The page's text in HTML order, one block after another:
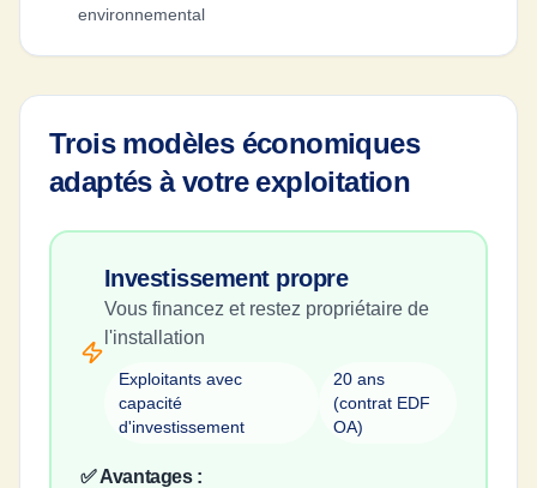
environnemental
Trois modèles économiques
adaptés à votre exploitation
Investissement propre
Vous financez et restez propriétaire de
l'installation
Exploitants avec
capacité
d'investissement
20 ans
(contrat EDF
OA)
✅ Avantages :